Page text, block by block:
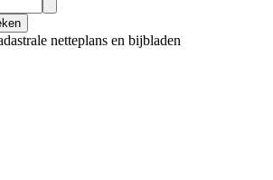
netteplans en bijbladen